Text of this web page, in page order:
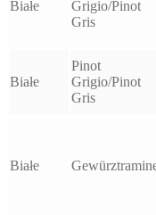
Białe
Grigio/Pinot
Gris
Białe
Pinot
Grigio/Pinot
Gris
Białe